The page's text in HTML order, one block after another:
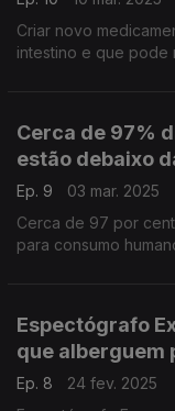
Criar novo
intestino e que pode
Cerca de 97%
estão debaixo
Ep. 9
03 mar. 2025
Cerca de 97 por
para consumo
Espectógrafo
que alberguem
Ep. 8
24 fev. 2025